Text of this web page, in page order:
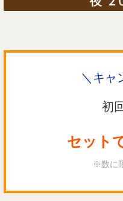
＼キャ
初
セット
※数に